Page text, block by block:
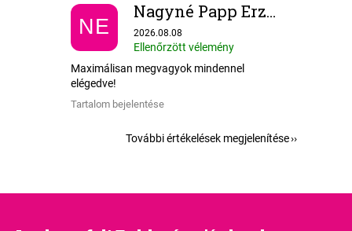
NE
Nagyné Papp Erzsébet
Az áruház értékelése 5-ből 5 csillag.
2026.08.08
Ellenőrzött vélemény
Maximálisan megvagyok mindennel
elégedve!
Tartalom bejelentése
További értékelések megjelenítése